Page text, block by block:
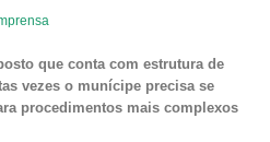
que conta com estrutura de
vezes o munícipe precisa se
procedimentos mais complexos